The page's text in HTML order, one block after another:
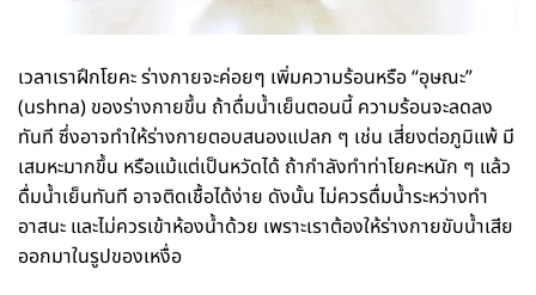
เวลาเราฝึกโยคะ ร่างกายจะค่อยๆ เพิ่มความร้อนหรือ “อุษณะ”
(ushna) ของร่างกายขึ้น ถ้าดื่มน้ำเย็นตอนนี้ ความร้อนจะลดลง
ทันที ซึ่งอาจทำให้ร่างกายตอบสนองแปลก ๆ เช่น เสี่ยงต่อภูมิแพ้ มี
เสมหะมากขึ้น หรือแม้แต่เป็นหวัดได้ ถ้ากำลังทำท่าโยคะหนัก ๆ แล้ว
ดื่มน้ำเย็นทันที อาจติดเชื้อได้ง่าย ดังนั้น ไม่ควรดื่มน้ำระหว่างทำ
อาสนะ และไม่ควรเข้าห้องน้ำด้วย เพราะเราต้องให้ร่างกายขับน้ำเสีย
ออกมาในรูปของเหงื่อ